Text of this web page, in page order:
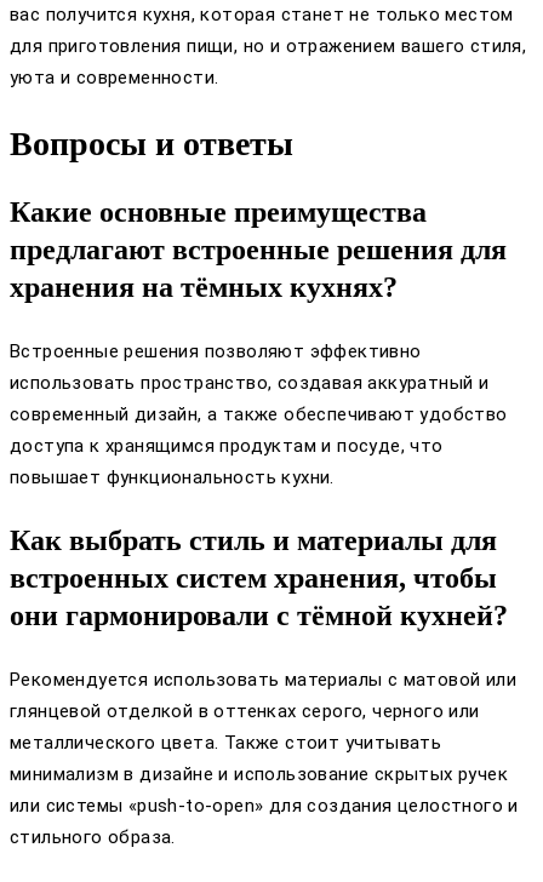
вас получится кухня, которая станет не только местом
для приготовления пищи, но и отражением вашего стиля,
уюта и современности.
Вопросы и ответы
Какие основные преимущества
предлагают встроенные решения для
хранения на тёмных кухнях?
Встроенные решения позволяют эффективно
использовать пространство, создавая аккуратный и
современный дизайн, а также обеспечивают удобство
доступа к хранящимся продуктам и посуде, что
повышает функциональность кухни.
Как выбрать стиль и материалы для
встроенных систем хранения, чтобы
они гармонировали с тёмной кухней?
Рекомендуется использовать материалы с матовой или
глянцевой отделкой в оттенках серого, черного или
металлического цвета. Также стоит учитывать
минимализм в дизайне и использование скрытых ручек
или системы «push-to-open» для создания целостного и
стильного образа.